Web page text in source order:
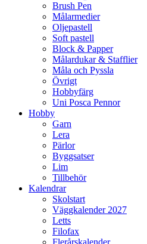
Brush Pen
Målarmedier
Oljepastell
Soft pastell
Block & Papper
Målardukar & Stafflier
Måla och Pyssla
Övrigt
Hobbyfärg
Uni Posca Pennor
Hobby
Garn
Lera
Pärlor
Byggsatser
Lim
Tillbehör
Kalendrar
Skolstart
Väggkalender 2027
Letts
Filofax
Flerårskalender